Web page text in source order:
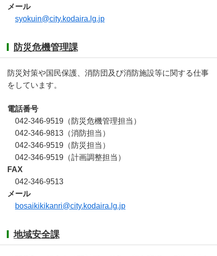
メール
syokuin@city.kodaira.lg.jp
防災危機管理課
防災対策や国民保護、消防団及び消防施設等に関する仕事
をしています。
電話番号
042-346-9519（防災危機管理担当）
042-346-9813（消防担当）
042-346-9519（防災担当）
042-346-9519（計画調整担当）
FAX
042-346-9513
メール
bosaikikikanri@city.kodaira.lg.jp
地域安全課